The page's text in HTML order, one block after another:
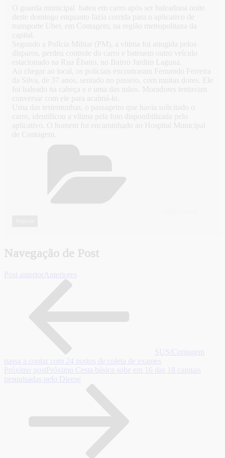
O guarda municipal bateu em carro após ser baleadona noite
deste domingo enquanto fazia corrida para o aplicativo de
transporte Uber, em Contagem, na região metropolitana da
capital.
Segundo a Polícia Militar (PM), a vítima foi atingida pelos
disparos, perdeu controle do carro e bateuem outro veículo
estacionado na Rua Ébano, no Bairro Jardim Laguna.
Ao chegar ao local, os policiais encontraram Fernando Ferreira
da Silva, de 37 anos, sentado no passeio, com muitas dores. Ele
foi baleado na cabeça e e uma das mãos. Moradores tentavam
conversar com ele para acalmá-lo.
Uma das testemunhas, o passageiro que havia solicitado o
carro, identificou a vítima pela foto disponibilizada pelo
aplicativo. O homem foi encaminhado ao Hospital Municipal
de Contagem.
Navegação de Post
Post anterior Anteriores
SUS/Contagem
passa a contar com 24 postos de coleta de exames
Próximo post Próximo Cesta básica sobe em 16 das 18 capitais
pesquisadas pelo Dieese